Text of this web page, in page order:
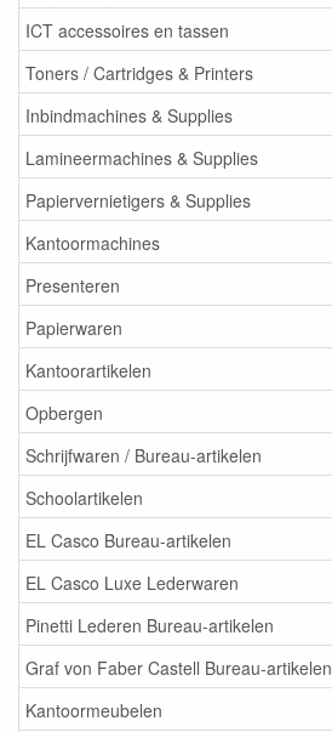
ICT accessoires en tassen
Toners / Cartridges & Printers
Inbindmachines & Supplies
Lamineermachines & Supplies
Papiervernietigers & Supplies
Kantoormachines
Presenteren
Papierwaren
Kantoorartikelen
Opbergen
Schrijfwaren / Bureau-artikelen
Schoolartikelen
EL Casco Bureau-artikelen
EL Casco Luxe Lederwaren
Pinetti Lederen Bureau-artikelen
Graf von Faber Castell Bureau-artikelen
Kantoormeubelen